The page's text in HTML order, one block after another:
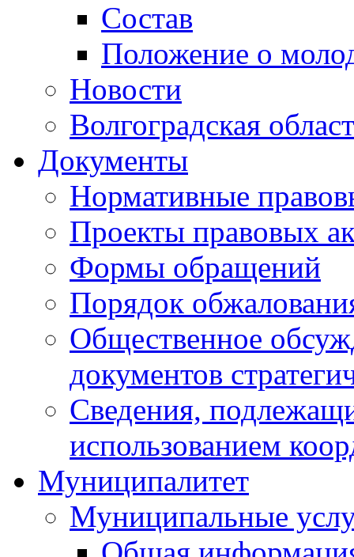
Состав
Положение о
Новости
Волгоградская
Документы
Нормативные
Проекты правовых
Формы обращений
Порядок
Общественное
документов
Сведения,
использованием
Муниципалитет
Муниципальные